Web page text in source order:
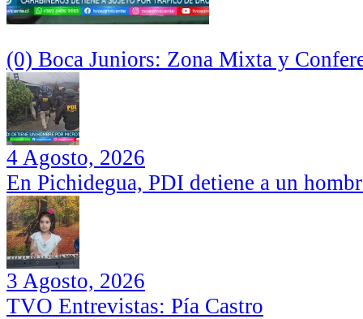
(0) Boca Juniors: Zona Mixta y
4 Agosto, 2026
En Pichidegua, PDI detiene a un
3 Agosto, 2026
TVO Entrevistas: Pía Castro